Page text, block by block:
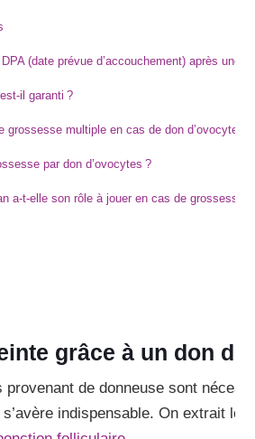
(date prévue d’accouchement) après une
il garanti ?
multiple en cas de don d’ovocytes ?
par don d’ovocytes ?
a-t-elle son rôle à jouer en cas de grossesse
grâce à un don
provenant de donneuse sont
s’avère indispensable. On extrait